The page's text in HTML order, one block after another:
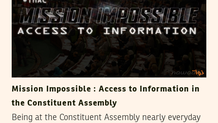
Mission Impossible : Access to Information in
the Constituent Assembly
Being at the Constituent Assembly nearly everyday